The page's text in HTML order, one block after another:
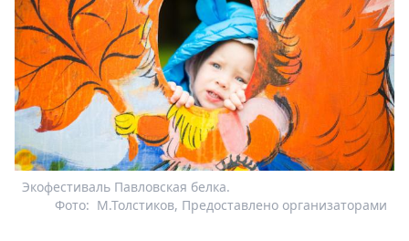
Экофестиваль Павловская белка.
М.Толстиков, Предоставлено организаторами
Фото: